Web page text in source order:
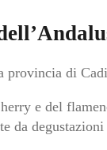
di
e del
da